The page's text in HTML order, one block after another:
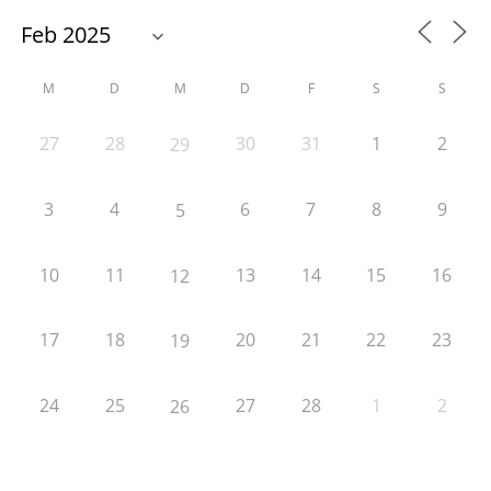
M D M D F S S
27 28 29 30 31 1 2
3 4 5 6 7 8 9
10 11 12 13 14 15 16
17 18 19 20 21 22 23
24 25 26 27 28 1 2